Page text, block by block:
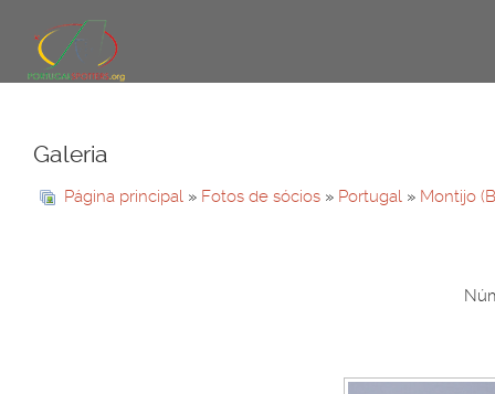
Galeria
Página principal » Fotos de sócios » Portugal » Montijo